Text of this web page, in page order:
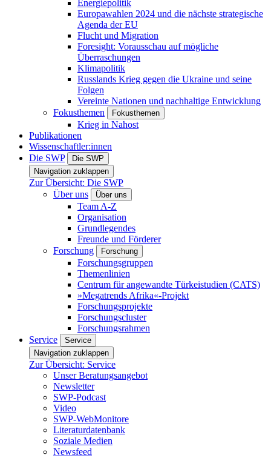
Energiepolitik
Europawahlen 2024 und die nächste strategische
Agenda der EU
Flucht und Migration
Foresight: Vorausschau auf mögliche
Überraschungen
Klimapolitik
Russlands Krieg gegen die Ukraine und seine
Folgen
Vereinte Nationen und nachhaltige Entwicklung
Fokusthemen
Fokusthemen
Krieg in Nahost
Publikationen
Wissenschaftler:innen
Die SWP
Die SWP
Navigation zuklappen
Zur Übersicht: Die SWP
Über uns
Über uns
Team A-Z
Organisation
Grundlegendes
Freunde und Förderer
Forschung
Forschung
Forschungsgruppen
Themenlinien
Centrum für angewandte Türkeistudien (CATS)
»Megatrends Afrika«-Projekt
Forschungsprojekte
Forschungscluster
Forschungsrahmen
Service
Service
Navigation zuklappen
Zur Übersicht: Service
Unser Beratungsangebot
Newsletter
SWP-Podcast
Video
SWP-WebMonitore
Literaturdatenbank
Soziale Medien
Newsfeed